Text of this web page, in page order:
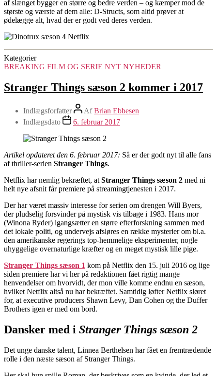
af slænget bygger en større og bedre verden – og kæmper mod de
største og værste af dem alle: D-Structs, som altid prøver at
ødelægge alt, hvad der er godt ved deres verden.
Kategorier
BREAKING FILM OG SERIE NYT NYHEDER
Stranger Things sæson 2 kommer i 2017
Indlægsforfatter AfBrian Ebbesen
Indlægsdato
6. februar 2017
Artikel opdateret den 6. februar 2017: Så er der godt nyt til alle fans
af thriller-serien Stranger Things.
Netflix har nemlig bekræftet, at Stranger Things sæson 2 med ni
helt nye afsnit får premiere på streamingtjenesten i 2017.
Der har været massiv interesse for serien om drengen Will Byers,
der pludselig forsvinder på mystisk vis tilbage i 1983. Hans mor
(Winona Ryder) igangsætter en større efterforskning sammen med
det lokale politi, og undervejs afsløres en række mysterier om bl.a.
den amerikanske regerings top-hemmelige eksperimenter, nogle
uhyggelige overnaturlige kræfter og en meget mystisk lille pige.
Stranger Things sæson 1 kom på Netflix den 15. juli 2016 og lige
siden premiere har vi her på redaktionen fået rigtig mange
henvendelser om hvorvidt, der mon ville komme endnu en sæson,
hvilket Netflix altså nu har bekræftet. Samtidig løfter Netflix sløret
for, at executive producers Shawn Levy, Dan Cohen og the Duffer
Brothers igen er med om bord.
Dansker med i Stranger Things sæson 2
Det unge danske talent, Linnea Berthelsen har fået en fremtrædende
rolle i den næste sæson af Stranger Things.